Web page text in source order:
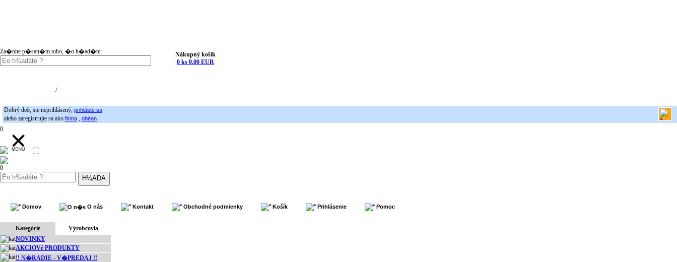
Za�nite p�san�m toho, �o h�ad�te:
Nákupný košík
0 ks 0.00 EUR
/
Dobrý deò, ste neprihlásený, prihláste sa
alebo zaregistrujte sa ako firma , obèan
0
0
Domov O nás Kontakt Obchodné podmienky Košík Prihlásenie Pomoc
Kategórie
Výrobcovia
NOVINKY
AKCIOVé PRODUKTY
!! N�RADIE - V�PREDAJ !!